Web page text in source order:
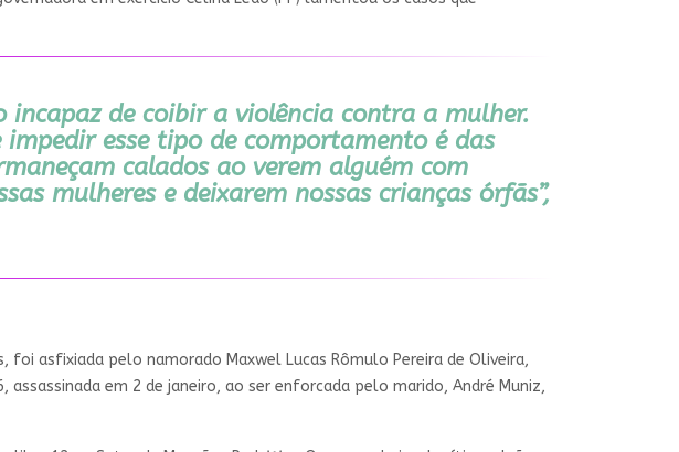
incapaz de coibir a violência contra a mulher.
esse tipo de comportamento é das
calados ao verem alguém com
mulheres e deixarem nossas crianças órfãs”,
foi asfixiada pelo namorado Maxwel Lucas Rômulo Pereira de Oliveira,
assassinada em 2 de janeiro, ao ser enforcada pelo marido, André Muniz,